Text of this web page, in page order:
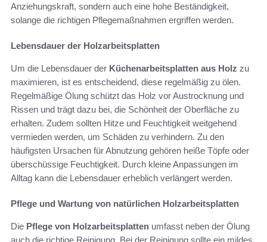
Anziehungskraft, sondern auch eine hohe Beständigkeit,
solange die richtigen Pflegemaßnahmen ergriffen werden.
Lebensdauer der Holzarbeitsplatten
Um die Lebensdauer der Küchenarbeitsplatten aus Holz zu
maximieren, ist es entscheidend, diese regelmäßig zu ölen.
Regelmäßige Ölung schützt das Holz vor Austrocknung und
Rissen und trägt dazu bei, die Schönheit der Oberfläche zu
erhalten. Zudem sollten Hitze und Feuchtigkeit weitgehend
vermieden werden, um Schäden zu verhindern. Zu den
häufigsten Ursachen für Abnutzung gehören heiße Töpfe oder
überschüssige Feuchtigkeit. Durch kleine Anpassungen im
Alltag kann die Lebensdauer erheblich verlängert werden.
Pflege und Wartung von natürlichen Holzarbeitsplatten
Die Pflege von Holzarbeitsplatten umfasst neben der Ölung
auch die richtige Reinigung. Bei der Reinigung sollte ein mildes